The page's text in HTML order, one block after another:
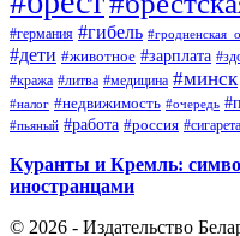
#германия #гибель
#дети #животное #зарплата
#кража #литва #медицина #минск
#налог #недвижимость #очередь
#пьяный #работа #россия #сигарета
Куранты и Кремль:
иностранцами
© 2026 - Издательство